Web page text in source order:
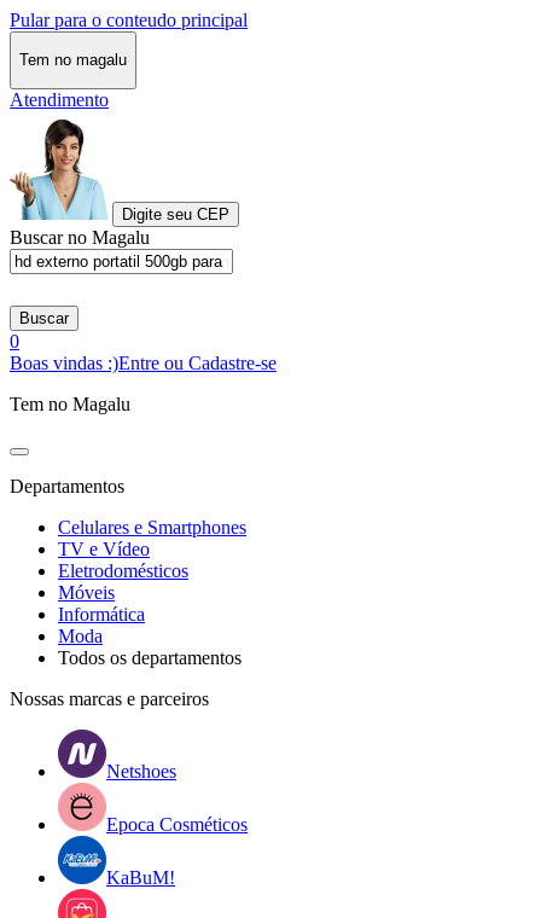
Pular para o conteudo principal
Tem no magalu
Atendimento
Digite seu CEP
Buscar no Magalu
Buscar
0
Boas vindas :)Entre ou Cadastre-se
Tem no Magalu
Departamentos
Celulares e Smartphones
TV e Vídeo
Eletrodomésticos
Móveis
Informática
Moda
Todos os departamentos
Nossas marcas e parceiros
Netshoes
Epoca Cosméticos
KaBuM!